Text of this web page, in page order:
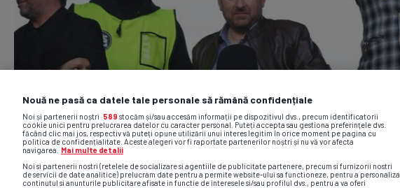
Nouă ne pasă ca datele tale personale să rămână confidențiale
Noi și partenerii noștri 589 stocăm și/sau accesăm informații pe dispozitivul dvs., precum identificatorii
cookie unici pentru prelucrarea datelor cu caracter personal. Puteți accepta sau gestiona preferințele dvs.
făcând clic mai jos, respectiv vă puteți opune utilizării unui interes legitim în orice moment pe pagina cu
politica de confidențialitate. Aceste alegeri vor fi raportate partenerilor noștri și nu vă vor afecta
navigarea.
Mai multe detalii
Noi si partenerii nostri (retelele de socializare si agentiile de publicitate partenere, precum si furnizorii nostri
de servicii de date analitice) prelucram date pentru a permite website-ului sa functioneze, pentru a personaliza
continutul si anunturile publicitare afisate in functie de interesele si/sau profilul dvs., pentru a va oferi